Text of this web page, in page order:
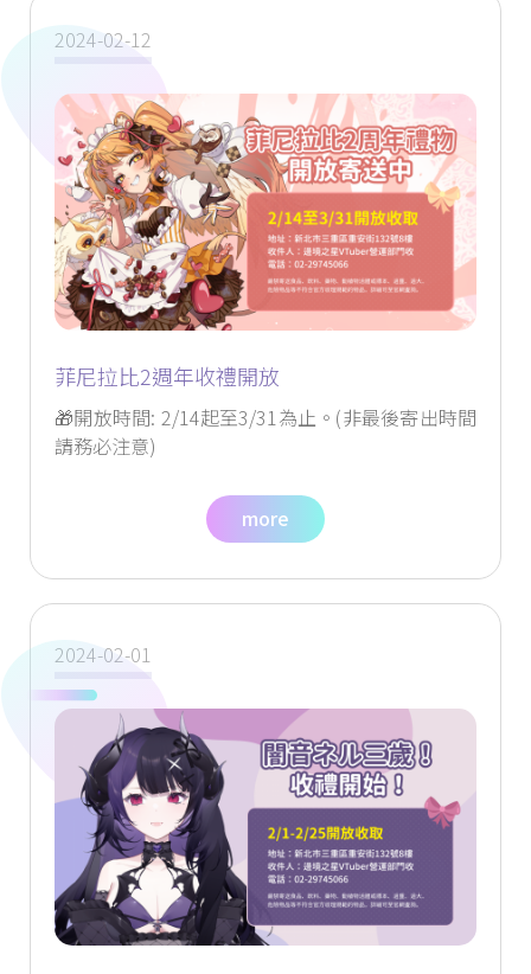
2024-02-12
菲尼拉比2週年收禮開放
🎁開放時間: 2/14起至3/31為止。(非最後寄出時間
請務必注意)
more
2024-02-01